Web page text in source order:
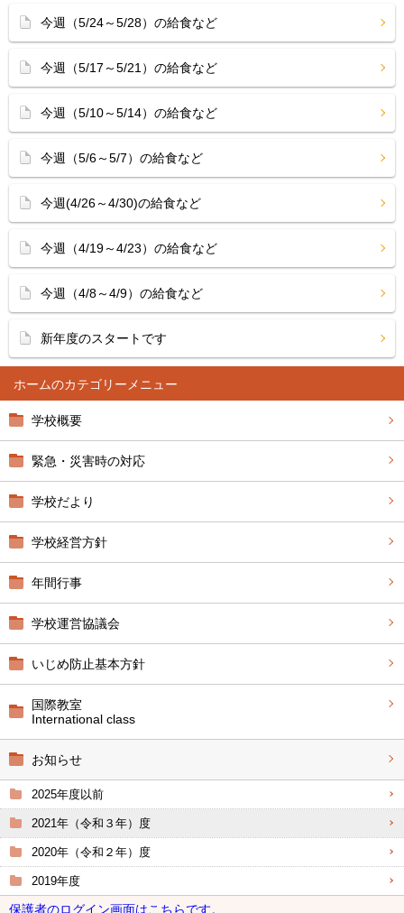
ホーム
学校概要
緊急・災害時の対応
学校だより
学校経営方針
年間行事
学校運営協議会
いじめ防止基本方針
国際教室
International class
お知らせ
2025年度以前
2021年（令和３年）度
2020年（令和２年）度
2019年度
保護者のログイン画面はこちらです。
今週（5/24～5/28）の給食など
今週（5/17～5/21）の給食など
今週（5/10～5/14）の給食など
今週（5/6～5/7）の給食など
今週(4/26～4/30)の給食など
今週（4/19～4/23）の給食など
今週（4/8～4/9）の給食など
新年度のスタートです